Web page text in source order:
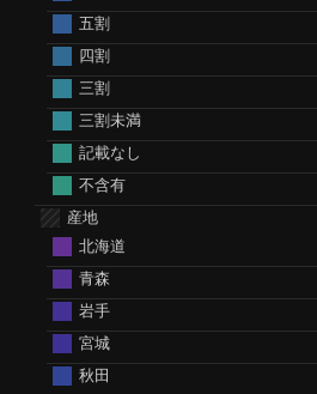
五割
四割
三割
三割未満
記載なし
不含有
産地
北海道
青森
岩手
宮城
秋田